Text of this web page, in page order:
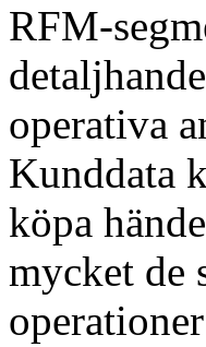
RFM-
operativa
Kunddata
köpa
mycket de